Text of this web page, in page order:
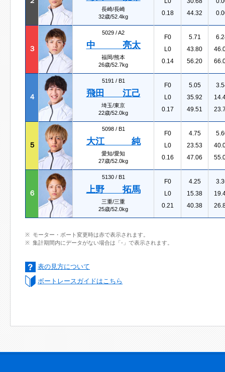
長崎/長崎
32歳/52.4kg
0.18
44.32
３
5029 /A2
中 亮太
福岡/熊本
26歳/52.7kg
F0
L0
0.14
5.71
43.80
56.20
４
5191 / B1
飛田 江己
埼玉/東京
22歳/52.0kg
F0
L0
0.17
5.05
35.92
49.51
５
5098 / B1
大江 純
愛知/愛知
27歳/52.0kg
F0
L0
0.16
4.75
23.53
47.06
６
5130 / B1
上野 拓馬
三重/三重
25歳/52.0kg
F0
L0
0.21
4.25
15.38
40.38
モーター・ボート変更時は赤で表示されます。
集計期間内にデータがない場合は「-」で表示されます。
表の見方について
ボートレースガイドはこちら